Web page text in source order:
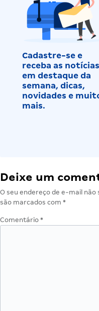
Cadastre-se e
receba as notícias
em destaque da
semana, dicas,
novidades e
mais.
Deixe um
O seu endereço de e-mail não
são marcados com *
Comentário *